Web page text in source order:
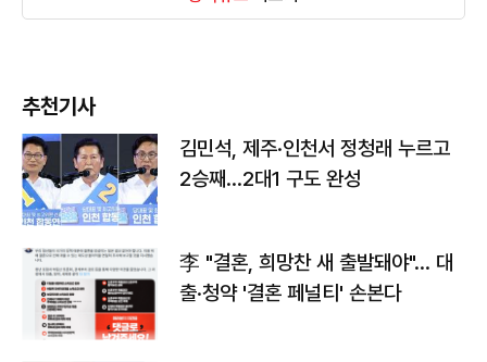
추천기사
김민석, 제주·인천서 정청래 누르고
2승째…2대1 구도 완성
李 "결혼, 희망찬 새 출발돼야"… 대
출·청약 '결혼 페널티' 손본다